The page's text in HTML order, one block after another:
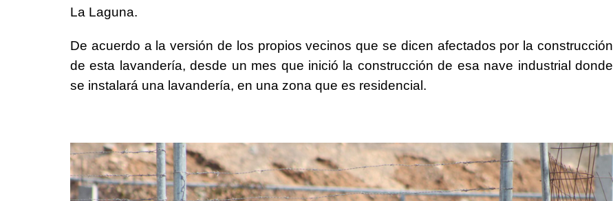
La Laguna.
De acuerdo a la versión de los propios vecinos que se dicen afectados por la construcción
de esta lavandería, desde un mes que inició la construcción de esa nave industrial donde
se instalará una lavandería, en una zona que es residencial.